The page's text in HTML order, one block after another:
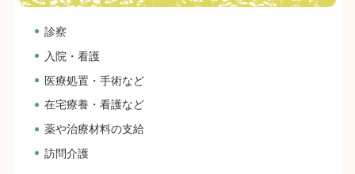
診察
入院・看護
医療処置・手術など
在宅療養・看護など
薬や治療材料の支給
訪問介護